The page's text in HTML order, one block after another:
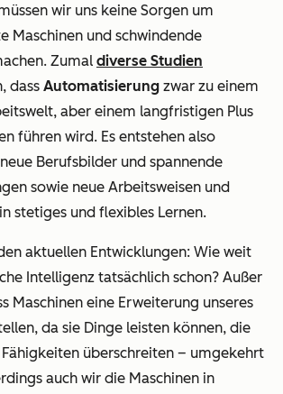
wir uns keine Sorgen um
Maschinen und schwindende
Zumal diverse Studien
dass Automatisierung zwar zu einem
aber einem langfristigen Plus
führen wird. Es entstehen also
Berufsbilder und spannende
sowie neue Arbeitsweisen und
stetiges und flexibles Lernen.
aktuellen Entwicklungen: Wie weit
Intelligenz tatsächlich schon? Außer
Maschinen eine Erweiterung unseres
da sie Dinge leisten können, die
Fähigkeiten überschreiten – umgekehrt
auch wir die Maschinen in